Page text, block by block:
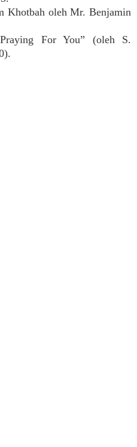
Khotbah oleh Mr. Benjamin
For You” (oleh S.